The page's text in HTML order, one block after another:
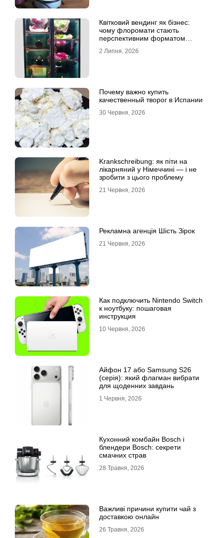
Квітковий вендинг як бізнес:
чому флоромати стають
перспективним форматом
2 Липня, 2026
Почему важно купить
качественный творог в Испании
30 Червня, 2026
Krankschreibung: як піти на
лікарняний у Німеччині — і не
зробити з цього проблему
21 Червня, 2026
Рекламна агенція Шість Зірок
21 Червня, 2026
Как подключить Nintendo Switch
к ноутбуку: пошаговая
инструкция
10 Червня, 2026
Айфон 17 або Samsung S26
(серія): який флагман вибрати
для щоденних завдань
1 Червня, 2026
Кухонний комбайн Bosch і
блендери Bosch: секрети
смачних страв
28 Травня, 2026
Важливі причини купити чай з
доставкою онлайн
26 Травня, 2026